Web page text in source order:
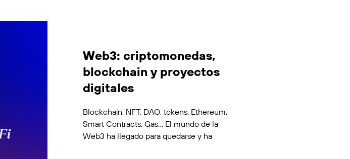
Web3: criptomonedas,
blockchain y proyectos
digitales
Blockchain, NFT, DAO, tokens, Ethereum,
Smart Contracts, Gas… El mundo de la
Web3 ha llegado para quedarse y ha